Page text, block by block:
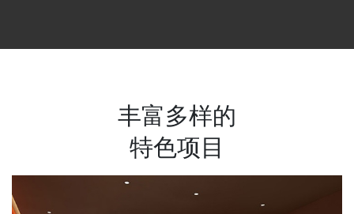
丰富多样的
特色项目